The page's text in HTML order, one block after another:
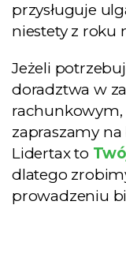
przysługuje
niestety z roku
Jeżeli
doradztwa w
rachunkowym,
zapraszamy
Lidertax to
dlatego
prowadzeniu